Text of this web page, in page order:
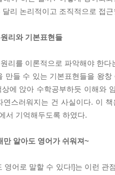
달리 논리적이고 조직적으로 접
리와 기본표현들
리를 이론적으로 파악해야 한
만들 수 있는 기본표현들을 왕
에 앉아 수학공부하듯 이해와
연스러워지는 건 사실이다. 이
서 기억해두도록 하였다.
만 알아도 영어가 쉬워져~
영어로 말할 수 있다!]는 이런